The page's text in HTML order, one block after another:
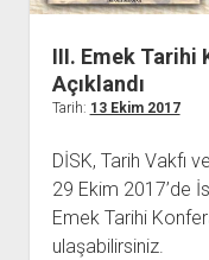
III. Emek Tarihi
Açıklandı
Tarih: 13 Ekim 2017
DİSK, Tarih Vakfı
29 Ekim 2017’de
Emek Tarihi
ulaşabilirsiniz.